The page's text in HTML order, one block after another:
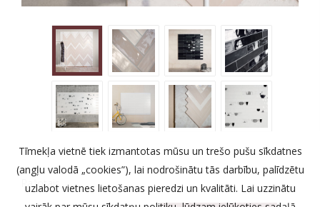
Ražotajs
Tīmekļa vietnē tiek izmantotas mūsu un trešo pušu sīkdatnes
(angļu valodā „cookies”), lai nodrošinātu tās darbību, palīdzētu
uzlabot vietnes lietošanas pieredzi un kvalitāti. Lai uzzinātu